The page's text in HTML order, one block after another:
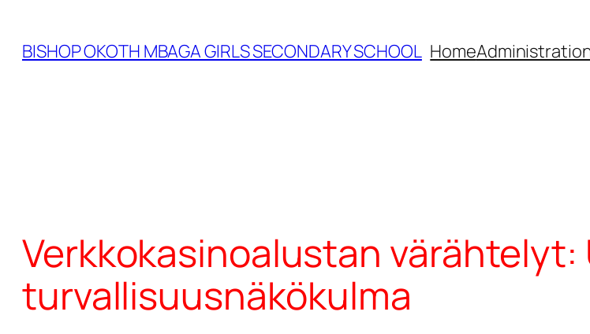
content
BISHOP OKOTH MBAGA GIRLS SECONDARY SCHOOL Home
Verkkokasinoalustan
turvallisuusnäkökulma